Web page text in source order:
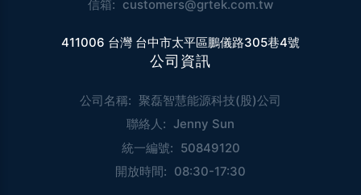
信箱: customers@grtek.com.tw
411006 台灣 台中市太平區鵬儀路305巷4號
公司資訊
公司名稱: 聚磊智慧能源科技(股)公司
聯絡人: Jenny Sun
統一編號: 50849120
開放時間: 08:30-17:30